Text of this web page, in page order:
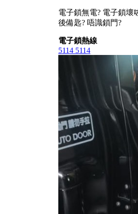
電子鎖無電? 電子鎖壞
後備匙? 唔識鎖門?
電子鎖熱線
5114 5114